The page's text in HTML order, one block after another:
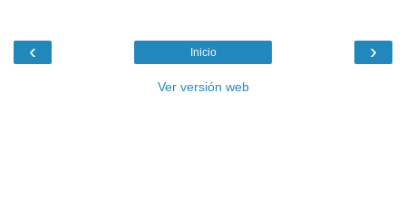
‹ ›
Inicio
Ver versión web